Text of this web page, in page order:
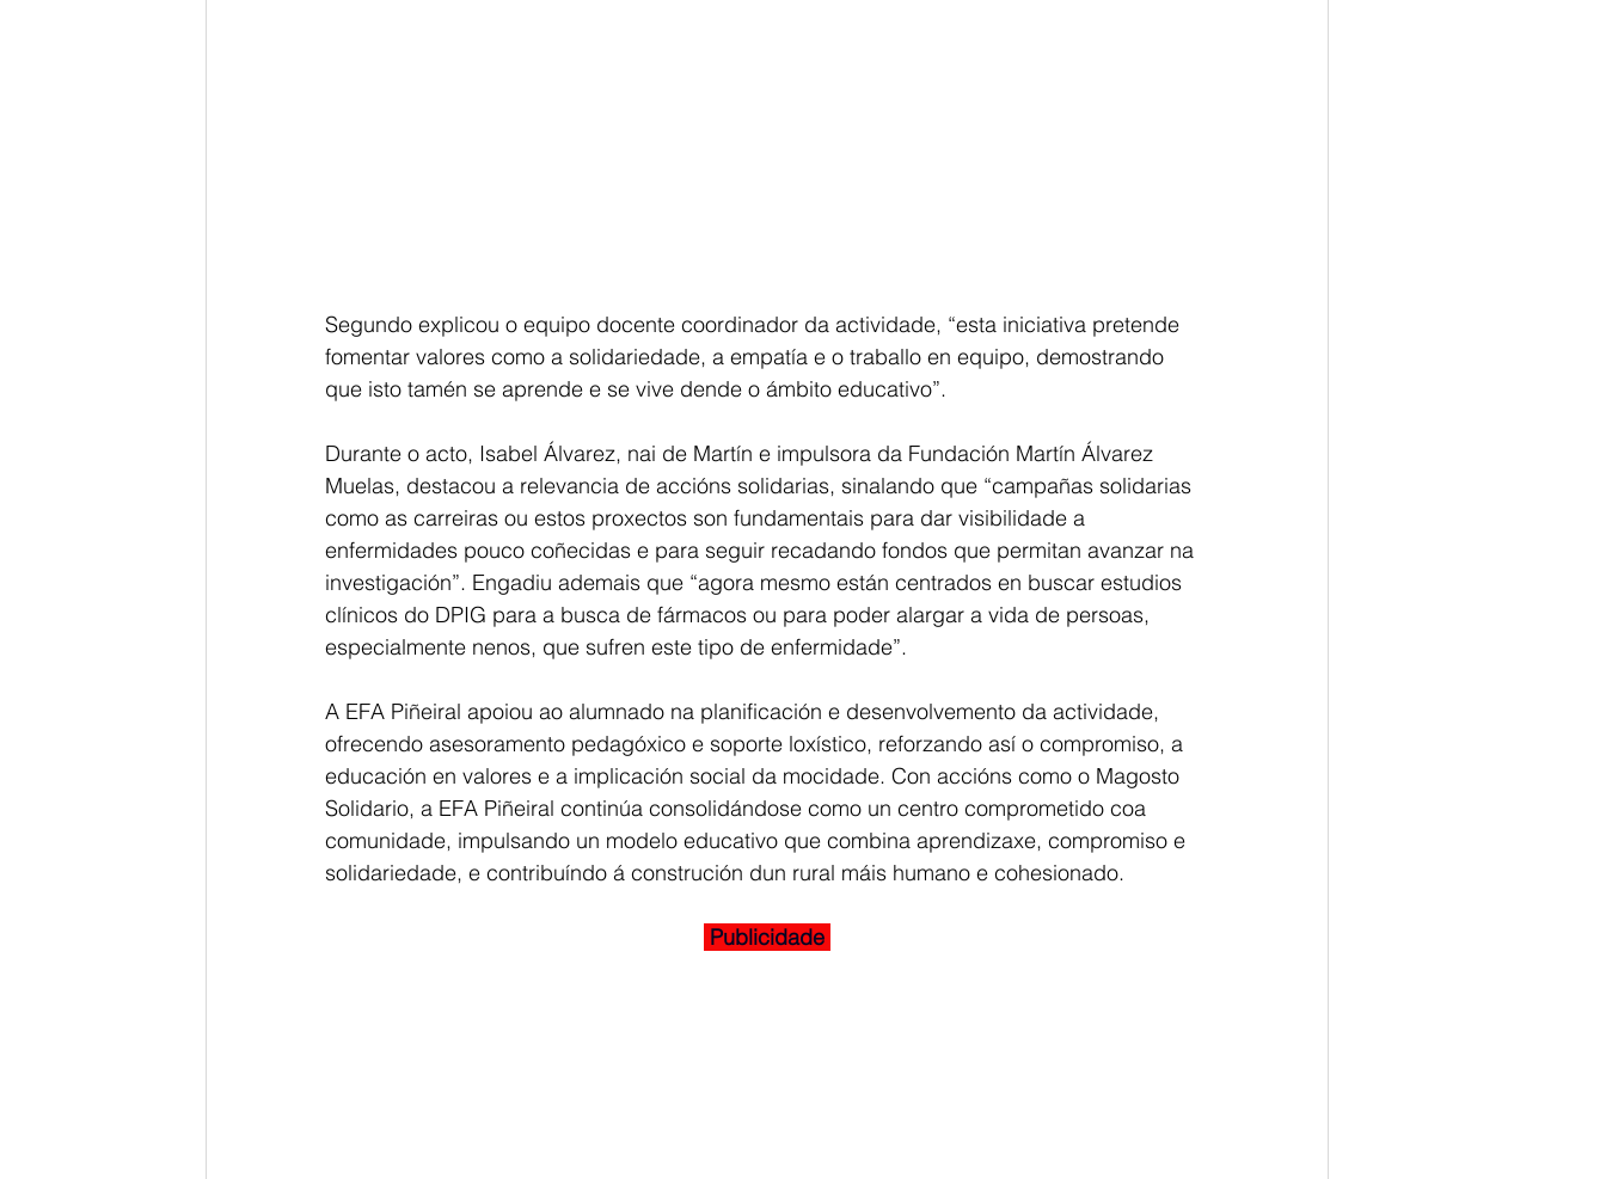
Segundo explicou o equipo docente coordinador da actividade, “esta iniciativa pretende
fomentar valores como a solidariedade, a empatía e o traballo en equipo, demostrando
que isto tamén se aprende e se vive dende o ámbito educativo”.
Durante o acto, Isabel Álvarez, nai de Martín e impulsora da Fundación Martín Álvarez
Muelas, destacou a relevancia de accións solidarias, sinalando que “campañas solidarias
como as carreiras ou estos proxectos son fundamentais para dar visibilidade a
enfermidades pouco coñecidas e para seguir recadando fondos que permitan avanzar na
investigación”. Engadiu ademais que “agora mesmo están centrados en buscar estudios
clínicos do DPIG para a busca de fármacos ou para poder alargar a vida de persoas,
especialmente nenos, que sufren este tipo de enfermidade”.
A EFA Piñeiral apoiou ao alumnado na planificación e desenvolvemento da actividade,
ofrecendo asesoramento pedagóxico e soporte loxístico, reforzando así o compromiso, a
educación en valores e a implicación social da mocidade. Con accións como o Magosto
Solidario, a EFA Piñeiral continúa consolidándose como un centro comprometido coa
comunidade, impulsando un modelo educativo que combina aprendizaxe, compromiso e
solidariedade, e contribuíndo á construción dun rural máis humano e cohesionado.
Publicidade